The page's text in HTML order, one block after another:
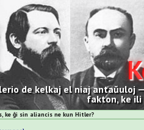
de kelkaj el niaj antaŭuloj
fakton, ke
ke ĝi sin aliancis ne kun Hitler?